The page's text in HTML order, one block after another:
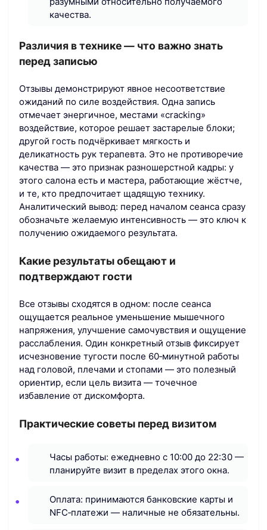
качества.
Различия в технике — что важно знать
перед записью
Отзывы демонстрируют явное несоответствие
ожиданий по силе воздействия. Одна запись
отмечает энергичное, местами «cracking»
воздействие, которое решает застарелые блоки;
другой гость подчёркивает мягкость и
деликатность рук терапевта. Это не противоречие
качества — это признак разношерстной кадры: у
этого салона есть и мастера, работающие жёстче,
и те, кто предпочитает щадящую технику.
Аналитический вывод: перед началом сеанса сразу
обозначьте желаемую интенсивность — это ключ к
получению ожидаемого результата.
Какие результаты обещают и
подтверждают гости
Все отзывы сходятся в одном: после сеанса
ощущается реальное уменьшение мышечного
напряжения, улучшение самочувствия и ощущение
расслабления. Один конкретный отзыв фиксирует
исчезновение тугости после 60‑минутной работы
над головой, плечами и стопами — это полезный
ориентир, если цель визита — точечное
избавление от дискомфорта.
Практические советы перед визитом
Часы работы: ежедневно с 10:00 до 22:30 —
планируйте визит в пределах этого окна.
Оплата: принимаются банковские карты и
NFC‑платежи — наличные не обязательны.